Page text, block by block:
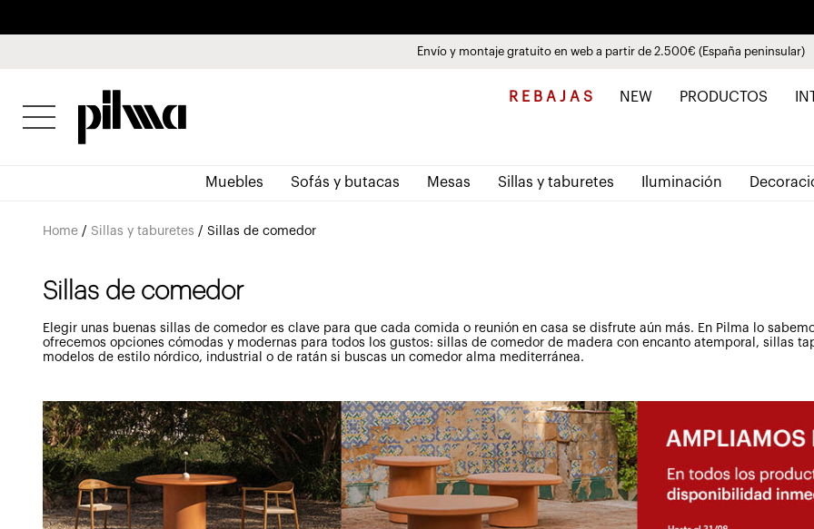
Envío y montaje gratuito en web a partir de 2.500€ (España peninsular)
pilma R E B A J A S NEW PRODUCTOS
Muebles Sofás y butacas Mesas Sillas y taburetes Iluminación
Home / Sillas y taburetes /Sillas de comedor
Sillas de comedor
Elegir unas buenas sillas de comedor es clave para que cada comida o reunión en casa se disfrute aún más. En Pilma lo
ofrecemos opciones cómodas y modernas para todos los gustos: sillas de comedor de madera con encanto atemporal, sillas
modelos de estilo nórdico, industrial o de ratán si buscas un comedor alma mediterránea.